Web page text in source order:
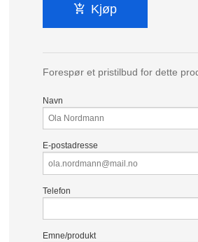
Kjøp
Forespør et pristilbud for dette
Navn
E-postadresse
Telefon
Emne/produkt